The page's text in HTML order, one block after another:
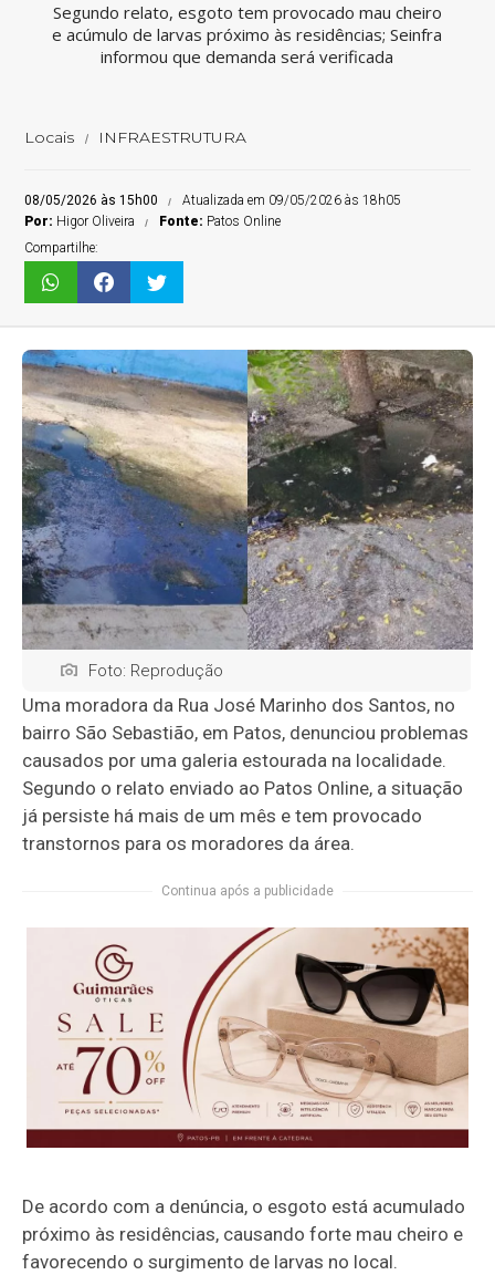
Segundo relato, esgoto tem provocado mau cheiro
e acúmulo de larvas próximo às residências; Seinfra
informou que demanda será verificada
Locais INFRAESTRUTURA
08/05/2026 às 15h00
Atualizada em 09/05/2026 às 18h05
Por: Higor Oliveira Fonte: Patos Online
Compartilhe:
Foto: Reprodução
Uma moradora da Rua José Marinho dos Santos, no
bairro São Sebastião, em Patos, denunciou problemas
causados por uma galeria estourada na localidade.
Segundo o relato enviado ao Patos Online, a situação
já persiste há mais de um mês e tem provocado
transtornos para os moradores da área.
Continua após a publicidade
De acordo com a denúncia, o esgoto está acumulado
próximo às residências, causando forte mau cheiro e
favorecendo o surgimento de larvas no local.